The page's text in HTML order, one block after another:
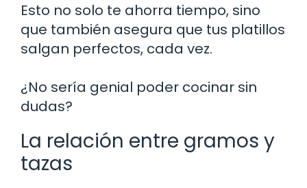
Esto no solo te ahorra tiempo, sino
que también asegura que tus platillos
salgan perfectos, cada vez.
¿No sería genial poder cocinar sin
dudas?
La relación entre gramos y
tazas